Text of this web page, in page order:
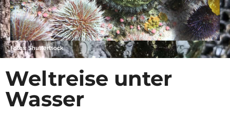
Fotos: Shuttertsock
Weltreise unter
Wasser